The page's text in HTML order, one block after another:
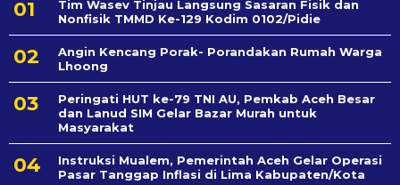
Tim Wasev Tinjau Langsung Sasaran Fisik dan
Nonfisik TMMD Ke-129 Kodim 0102/Pidie
Angin Kencang Porak- Porandakan Rumah Warga
Lhoong
Peringati HUT ke-79 TNI AU, Pemkab Aceh Besar
dan Lanud SIM Gelar Bazar Murah untuk
Masyarakat
Instruksi Mualem, Pemerintah Aceh Gelar Operasi
Pasar Tanggap Inflasi di Lima Kabupaten/Kota